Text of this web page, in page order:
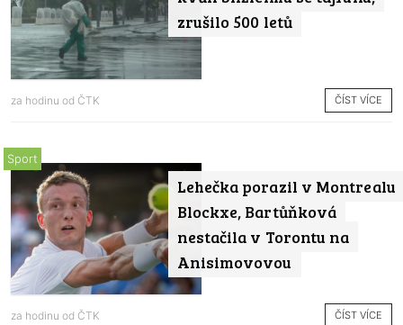
zrušilo 500 letů
za hodinu od ČTK ČÍST VÍCE
Lehečka porazil v Montrealu
Blockxe, Bartůňková
nestačila v Torontu na
Anisimovovou
Sport
za hodinu od ČTK ČÍST VÍCE